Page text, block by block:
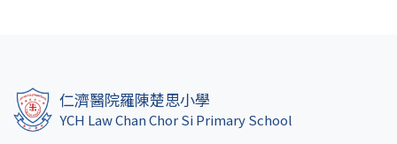
仁濟醫院羅陳楚思小學
YCH Law Chan Chor Si Primary School